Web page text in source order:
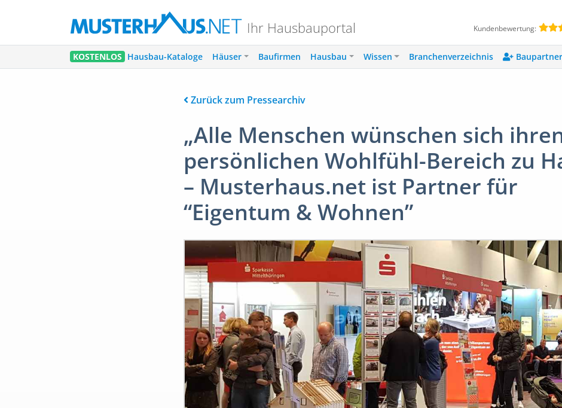
Ihr Hausbauportal Kundenbewertung:
KOSTENLOS Hausbau-Kataloge Häuser Baufirmen Hausbau Wissen Branchenverzeichnis
Zurück zum Pressearchiv
„Alle Menschen wünschen sich
persönlichen Wohlfühl-Bereich zu
– Musterhaus.net ist Partner für
“Eigentum & Wohnen”